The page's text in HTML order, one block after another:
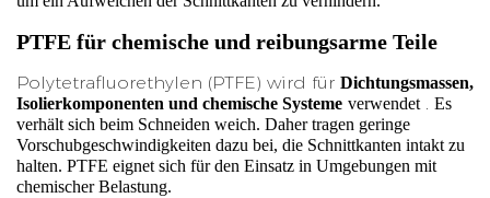
PTFE für chemische und reibungsarme Teile
Polytetrafluorethylen (PTFE) wird für Dichtungsmassen,
Isolierkomponenten und chemische Systeme verwendet. Es
verhält sich beim Schneiden weich. Daher tragen geringe
Vorschubgeschwindigkeiten dazu bei, die Schnittkanten intakt zu
halten. PTFE eignet sich für den Einsatz in Umgebungen mit
chemischer Belastung.